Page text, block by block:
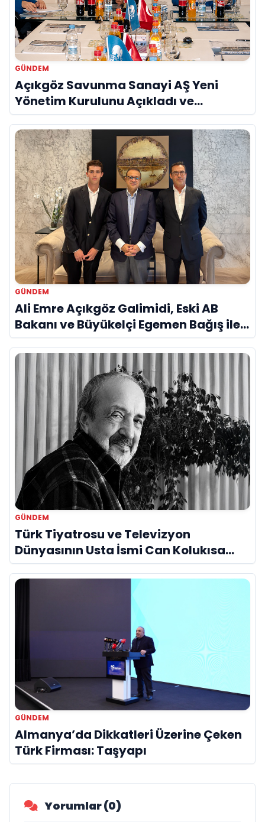
GÜNDEM
Açıkgöz Savunma Sanayi AŞ Yeni
Yönetim Kurulunu Açıkladı ve
Savunma Sanayinde Küresel Vizyon
Vurgusu
GÜNDEM
Ali Emre Açıkgöz Galimidi, Eski AB
Bakanı ve Büyükelçi Egemen Bağış ile
Bir Araya Geldi
GÜNDEM
Türk Tiyatrosu ve Televizyon
Dünyasının Usta İsmi Can Kolukısa
Hayatını Kaybetti
GÜNDEM
Almanya’da Dikkatleri Üzerine Çeken
Türk Firması: Taşyapı
Yorumlar (0)